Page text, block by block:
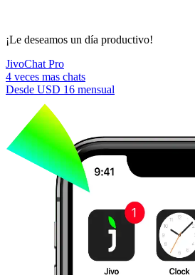
¡Le deseamos un día productivo!
JivoChat Pro
4 veces mas chats
Desde USD 16 mensual